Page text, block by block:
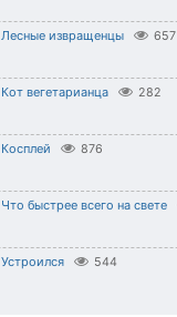
Лесные извращенцы 657
Кот вегетарианца 282
Косплей 876
Что быстрее всего на свете
Устроился 544